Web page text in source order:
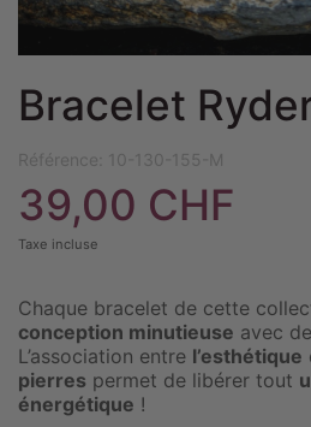
Bracelet
Référence: 10-130-155-M
39,00 CHF
Taxe incluse
Chaque bracelet de cette
conception minutieuse avec
L’association entre l’esthétique
pierres permet de libérer tout
énergétique !